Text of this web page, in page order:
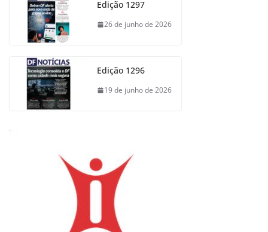
Edição 1297
26 de junho de 2026
Edição 1296
19 de junho de 2026